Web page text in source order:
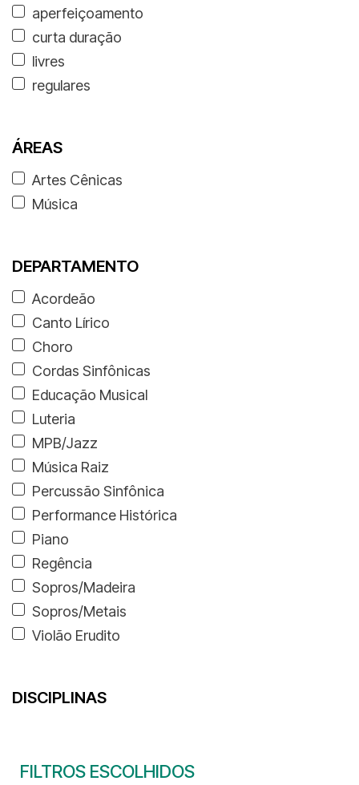
aperfeiçoamento
curta duração
livres
regulares
ÁREAS
Artes Cênicas
Música
DEPARTAMENTO
Acordeão
Canto Lírico
Choro
Cordas Sinfônicas
Educação Musical
Luteria
MPB/Jazz
Música Raiz
Percussão Sinfônica
Performance Histórica
Piano
Regência
Sopros/Madeira
Sopros/Metais
Violão Erudito
DISCIPLINAS
FILTROS ESCOLHIDOS